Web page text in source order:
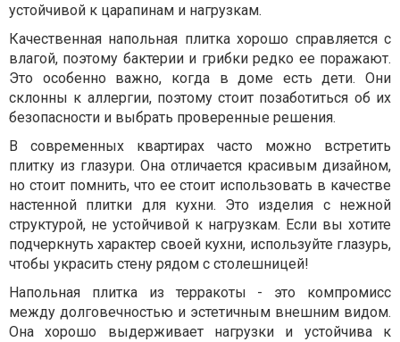
устойчивой к царапинам и нагрузкам.
Качественная напольная плитка хорошо справляется с
влагой, поэтому бактерии и грибки редко ее поражают.
Это особенно важно, когда в доме есть дети. Они
склонны к аллергии, поэтому стоит позаботиться об их
безопасности и выбрать проверенные решения.
В современных квартирах часто можно встретить
плитку из глазури. Она отличается красивым дизайном,
но стоит помнить, что ее стоит использовать в качестве
настенной плитки для кухни. Это изделия с нежной
структурой, не устойчивой к нагрузкам. Если вы хотите
подчеркнуть характер своей кухни, используйте глазурь,
чтобы украсить стену рядом с столешницей!
Напольная плитка из терракоты - это компромисс
между долговечностью и эстетичным внешним видом.
Она хорошо выдерживает нагрузки и устойчива к